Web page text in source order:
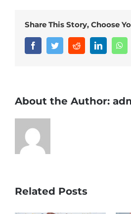
Share This Story, Choose
FacebookTwitterRedditLinkedIn
About the Author:
Related Posts